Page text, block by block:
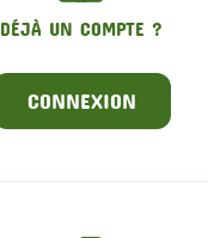
DÉJÀ UN COMPTE ?
CONNEXION